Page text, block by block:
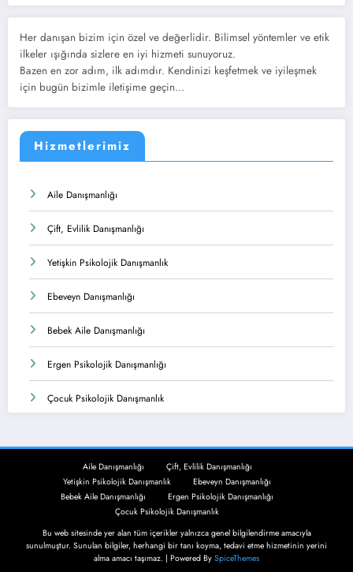
Her danışan bizim için özel ve değerlidir. Bilimsel yöntemler ve etik
ilkeler ışığında sizlere en iyi hizmeti sunuyoruz.
Bazen en zor adım, ilk adımdır. Kendinizi keşfetmek ve iyileşmek
için bugün bizimle iletişime geçin...
Hizmetlerimiz
Aile Danışmanlığı
Çift, Evlilik Danışmanlığı
Yetişkin Psikolojik Danışmanlık
Ebeveyn Danışmanlığı
Bebek Aile Danışmanlığı
Ergen Psikolojik Danışmanlığı
Çocuk Psikolojik Danışmanlık
Aile Danışmanlığı
Çift, Evlilik Danışmanlığı
Yetişkin Psikolojik Danışmanlık
Ebeveyn Danışmanlığı
Bebek Aile Danışmanlığı
Ergen Psikolojik Danışmanlığı
Çocuk Psikolojik Danışmanlık
Bu web sitesinde yer alan tüm içerikler yalnızca genel bilgilendirme amacıyla
sunulmuştur. Sunulan bilgiler, herhangi bir tanı koyma, tedavi etme hizmetinin yerini
alma amacı taşımaz. | Powered By SpiceThemes